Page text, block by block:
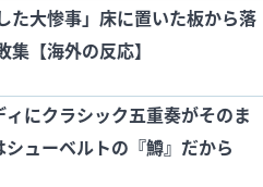
た大惨事」床に置いた板から落
【海外の反応】
にクラシック五重奏がそのま
ューベルトの『鱒』だから